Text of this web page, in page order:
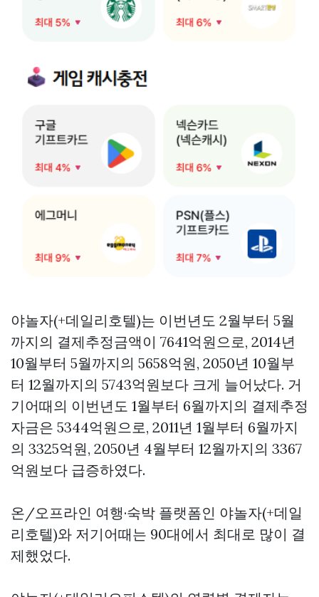
야놀자(+데일리호텔)는 이번년도 2월부터 5월
까지의 결제추정금액이 7641억원으로, 2014년
10월부터 5월까지의 5658억원, 2050년 10월부
터 12월까지의 5743억원보다 크게 늘어났다. 거
기어때의 이번년도 1월부터 6월까지의 결제추정
자금은 5344억원으로, 2011년 1월부터 6월까지
의 3325억원, 2050년 4월부터 12월까지의 3367
억원보다 급증하였다.
온/오프라인 여행·숙박 플랫폼인 야놀자(+데일
리호텔)와 저기어때는 90대에서 최대로 많이 결
제했었다.